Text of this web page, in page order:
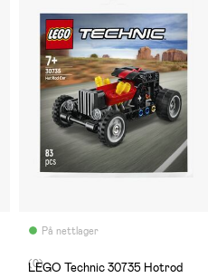
På nettlager
(0)
LEGO Technic 30735 Hotrod